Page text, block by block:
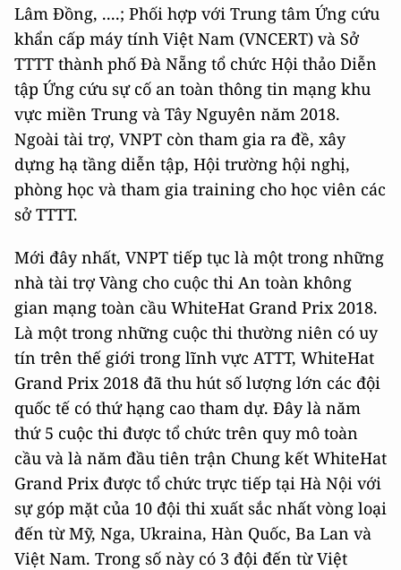
Lâm Đồng, ....; Phối hợp với Trung tâm Ứng cứu
khẩn cấp máy tính Việt Nam (VNCERT) và Sở
TTTT thành phố Đà Nẵng tổ chức Hội thảo Diễn
tập Ứng cứu sự cố an toàn thông tin mạng khu
vực miền Trung và Tây Nguyên năm 2018.
Ngoài tài trợ, VNPT còn tham gia ra đề, xây
dựng hạ tầng diễn tập, Hội trường hội nghị,
phòng học và tham gia training cho học viên các
sở TTTT.
Mới đây nhất, VNPT tiếp tục là một trong những
nhà tài trợ Vàng cho cuộc thi An toàn không
gian mạng toàn cầu WhiteHat Grand Prix 2018.
Là một trong những cuộc thi thường niên có uy
tín trên thế giới trong lĩnh vực ATTT, WhiteHat
Grand Prix 2018 đã thu hút số lượng lớn các đội
quốc tế có thứ hạng cao tham dự. Đây là năm
thứ 5 cuộc thi được tổ chức trên quy mô toàn
cầu và là năm đầu tiên trận Chung kết WhiteHat
Grand Prix được tổ chức trực tiếp tại Hà Nội với
sự góp mặt của 10 đội thi xuất sắc nhất vòng loại
đến từ Mỹ, Nga, Ukraina, Hàn Quốc, Ba Lan và
Việt Nam. Trong số này có 3 đội đến từ Việt